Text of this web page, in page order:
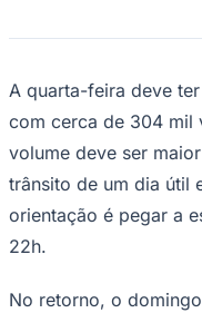
Times - Ir direto
A quarta-feira deve
com cerca de 304 mil
volume deve ser
trânsito de um dia útil
orientação é pegar a
22h.
No retorno, o